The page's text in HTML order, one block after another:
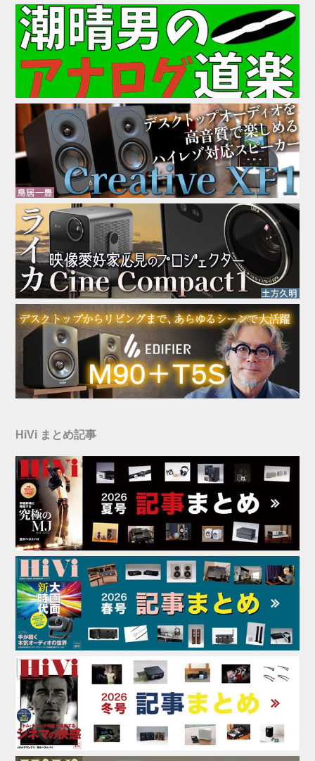
HiVi まとめ記事